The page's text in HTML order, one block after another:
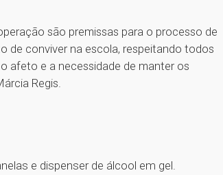
são premissas para o processo de
de conviver na escola, respeitando todos
afeto e a necessidade de manter os
Regis.
e dispenser de álcool em gel.